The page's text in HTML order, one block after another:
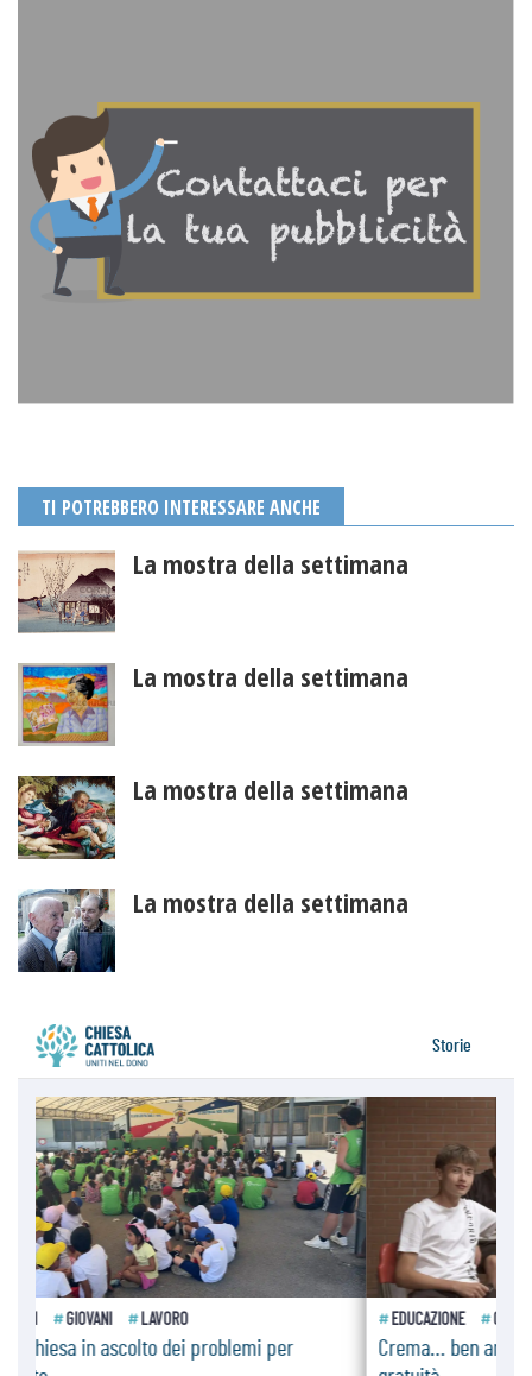
TI POTREBBERO INTERESSARE ANCHE
La mostra della settimana
La mostra della settimana
La mostra della settimana
La mostra della settimana